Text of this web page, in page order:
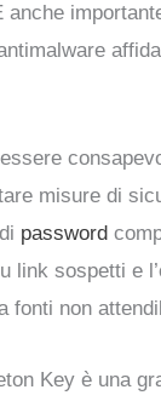
anche
misure di
password
link sospetti e
fonti non
Key è una